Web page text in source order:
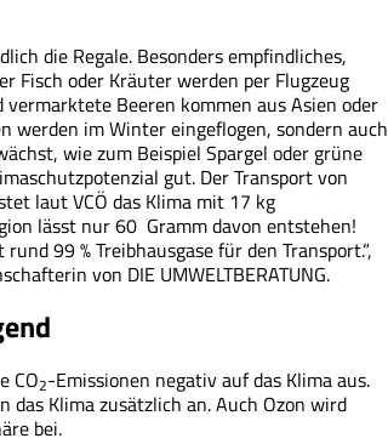
die Regale. Besonders empfindliches,
Fisch oder Kräuter werden per Flugzeug
Beeren kommen aus Asien oder
werden im Winter eingeflogen, sondern auch
wie zum Beispiel Spargel oder grüne
gut. Der Transport von
laut VCÖ das Klima mit 17 kg
lässt nur 60 Gramm davon entstehen!
99 % Treibhausgase für den Transport.“,
von DIE UMWELTBERATUNG.
CO2-Emissionen negativ auf das Klima aus.
Klima zusätzlich an. Auch Ozon wird
bei.